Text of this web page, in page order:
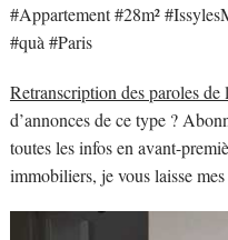
#Appartement #28m²
#quà #Paris
Retranscription des paroles de
d’annonces de ce type ?
toutes les infos en avant-
immobiliers, je vous laisse